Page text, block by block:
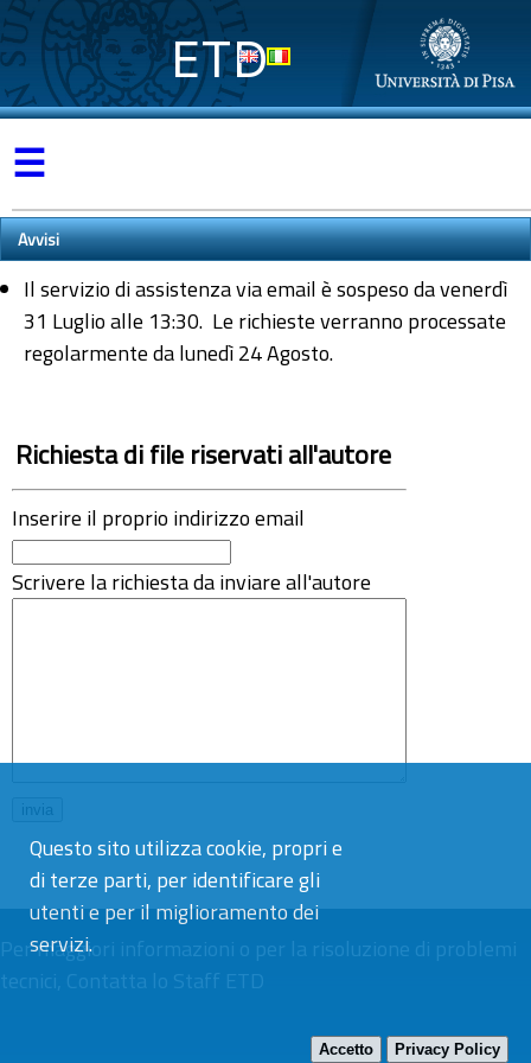
Questo sito utilizza cookie, propri e
di terze parti, per identificare gli
utenti e per il miglioramento dei
servizi.
Accetto Privacy Policy
ETD
☰
Avvisi
Il servizio di assistenza via email è sospeso da venerdì
31 Luglio alle 13:30. Le richieste verranno processate
regolarmente da lunedì 24 Agosto.
Richiesta di file riservati all'autore
Inserire il proprio indirizzo email
Scrivere la richiesta da inviare all'autore
Per maggiori informazioni o per la risoluzione di problemi
tecnici, Contatta lo Staff ETD